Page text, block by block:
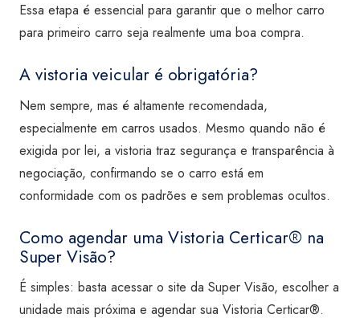
Essa etapa é essencial para garantir que o melhor carro
para primeiro carro seja realmente uma boa compra.
A vistoria veicular é obrigatória?
Nem sempre, mas é altamente recomendada,
especialmente em carros usados. Mesmo quando não é
exigida por lei, a vistoria traz segurança e transparência à
negociação, confirmando se o carro está em
conformidade com os padrões e sem problemas ocultos.
Como agendar uma Vistoria Certicar® na
Super Visão?
É simples: basta acessar o site da Super Visão, escolher a
unidade mais próxima e agendar sua Vistoria Certicar®.